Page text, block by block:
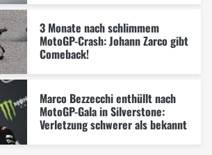
3 Monate nach schlimmem
MotoGP-Crash: Johann Zarco gibt
Comeback!
Marco Bezzecchi enthüllt nach
MotoGP-Gala in Silverstone:
Verletzung schwerer als bekannt